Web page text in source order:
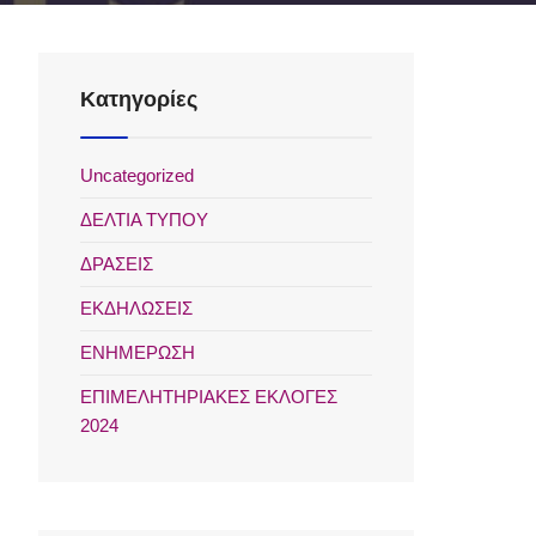
Kατηγορίες
Uncategorized
ΔΕΛΤΙΑ ΤΥΠΟΥ
ΔΡΑΣΕΙΣ
ΕΚΔΗΛΩΣΕΙΣ
ΕΝΗΜΕΡΩΣΗ
ΕΠΙΜΕΛΗΤΗΡΙΑΚΕΣ ΕΚΛΟΓΕΣ
2024